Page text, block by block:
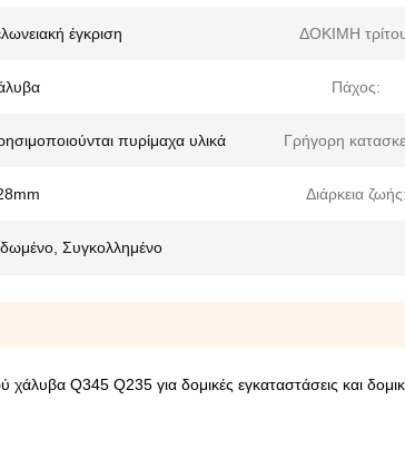
έγκριση ΔΟΚΙΜΗ
Πάχος:
πυρίμαχα υλικά Γρήγορη
Διάρκεια ζωής:
Συγκολλημένο
Q345 Q235 για δομικές εγκαταστάσεις και